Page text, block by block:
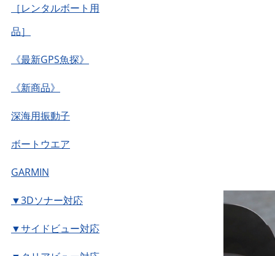
［レンタルボート用
品］
《最新GPS魚探》
《新商品》
深海用振動子
ボートウエア
GARMIN
▼3Dソナー対応
▼サイドビュー対応